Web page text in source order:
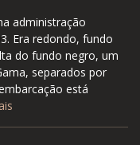
administração
Era redondo, fundo
do fundo negro, um
separados por
está